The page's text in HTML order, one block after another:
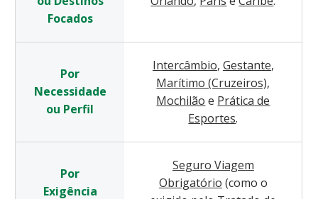
Focados
Por
Necessidade
ou Perfil
Intercâmbio, Gestante,
Marítimo (Cruzeiros),
Mochilão e Prática de
Esportes.
Por
Exigência
Seguro Viagem
Obrigatório (como o